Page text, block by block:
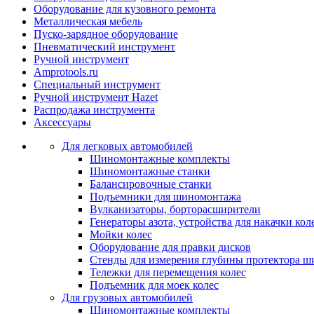
Оборудование для кузовного ремонта
Металлическая мебель
Пуско-зарядное оборудование
Пневматический инструмент
Ручной инструмент
Amprotools.ru
Специальный инструмент
Ручной инструмент Hazet
Распродажа инструмента
Аксессуары
Для легковых автомобилей
Шиномонтажные комплекты
Шиномонтажные станки
Балансировочные станки
Подъемники для шиномонтажа
Вулканизаторы, борторасширители
Генераторы азота, устройства для накачки
Мойки колес
Оборудование для правки дисков
Стенды для измерения глубины протектора
Тележки для перемещения колес
Подъемник для моек колеc
Для грузовых автомобилей
Шиномонтажные комплекты